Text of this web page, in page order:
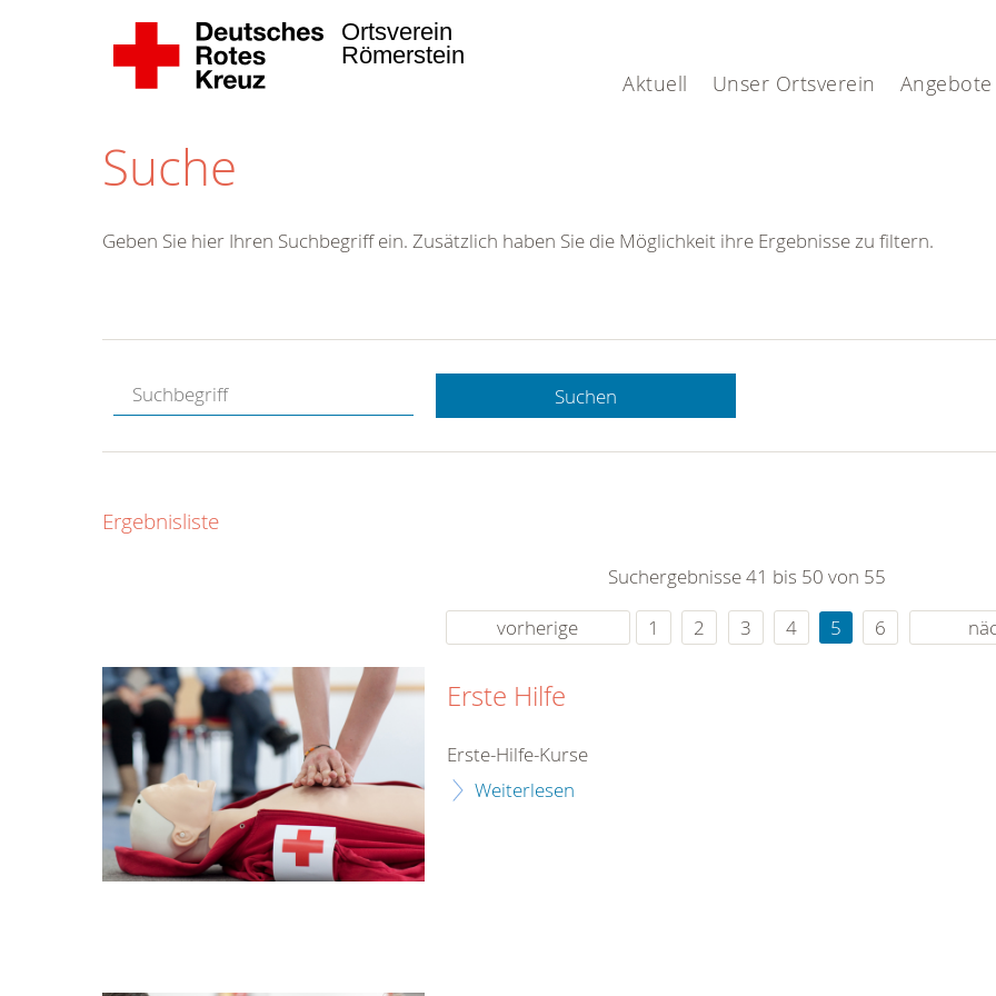
Aktuell Unser Ortsverein Angebote
Ortsverein
Römerstein
Suche
Hotline.
gerne.
rund um die Uhr
Geben Sie hier Ihren Suchbegriff ein. Zusätzlich haben Sie die Möglichkeit ihre Ergebnisse zu filtern.
Suchen
Ergebnisliste
Suchergebnisse 41 bis 50 von 55
vorherige
1 2 3 4 5 6
Erste Hilfe
Erste-Hilfe-Kurse
Weiterlesen